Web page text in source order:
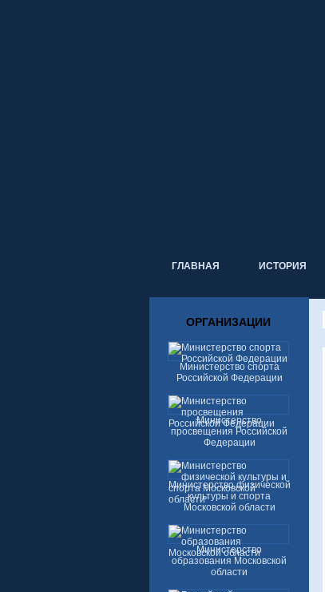
ГЛАВНАЯ ИСТОРИЯ
ОРГАНИЗАЦИИ
Министерство спорта
Российской Федерации
Министерство
просвещения Российской
Федерации
Министерство физической
культуры и спорта
Московской области
Министерство
образования Московской
области